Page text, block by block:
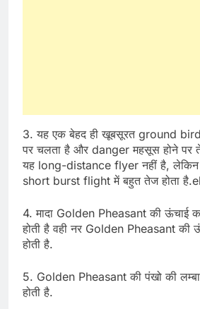
3. यह एक बेहद ही खूबसूरत ground bird
पर चलता है और danger महसूस होने पर
यह long-distance flyer नहीं है,
short burst flight में बहुत तेज होता
4. मादा Golden Pheasant की ऊंचाई
होती है वही नर Golden Pheasant की
होती है.
5. Golden Pheasant की पंखो की
होती है.